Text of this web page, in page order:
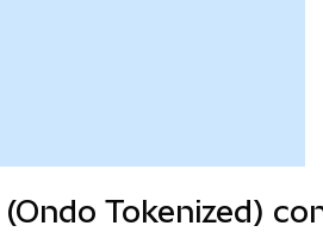
Tokenized)